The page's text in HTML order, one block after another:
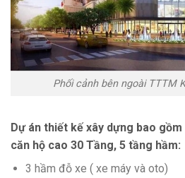
Phối cảnh bên ngoài TTTM
Dự án thiết kế xây dựng bao
căn hộ cao 30 Tầng, 5 tầng hầm:
3 hầm đỗ xe ( xe máy và oto)